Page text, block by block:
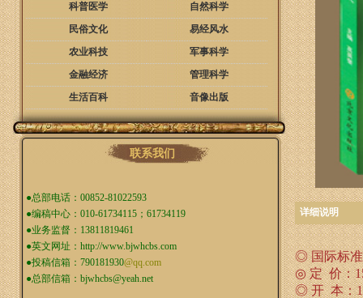
科普医学
自然科学
民俗文化
易经风水
农业科技
军事科学
金融经济
管理科学
生活百科
音像出版
联系我们
●总部电话：00852-81022593
●编稿中心：010-61734115；61734119
●业务监督：13811819461
●英文网址： http://www.bjwhcbs.com
●投稿信箱： 790181930@qq.com
●总部信箱： bjwhcbs@yeah.net
详细说明
◎ 国际标准
◎ 定 价：
◎ 开 本：